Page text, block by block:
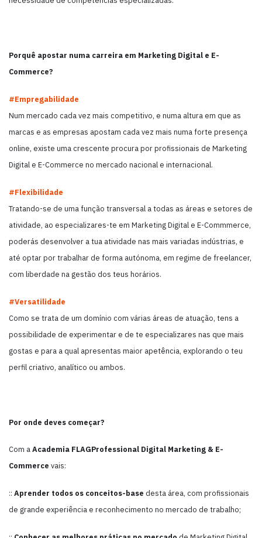
Porquê apostar numa carreira em Marketing Digital e E-
Commerce?
#Empregabilidade
Num mercado cada vez mais competitivo, e numa altura em que as
marcas e as empresas apostam cada vez mais numa forte presença
online, existe uma crescente procura por profissionais de Marketing
Digital e E-Commerce no mercado nacional e internacional.
#Flexibilidade
Tratando-se de uma função transversal a todas as áreas e setores de
atividade, ao especializares-te em Marketing Digital e E-Commmerce,
poderás desenvolver a tua atividade nas mais variadas indústrias, e
até optar por trabalhar de forma autónoma, em regime de freelancer,
com liberdade na gestão dos teus horários.
#Versatilidade
Como se trata de um domínio com várias áreas de atuação, tens a
possibilidade de experimentar e de te especializares nas que mais
gostas e para a qual apresentas maior apetência, explorando o teu
perfil criativo, analítico ou ambos.
Por onde deves começar?
Com aAcademia FLAGProfessional Digital Marketing & E-
Commerce vais:
:: Aprender todos os conceitos-base desta área, com profissionais
de grande experiência e reconhecimento no mercado de trabalho;